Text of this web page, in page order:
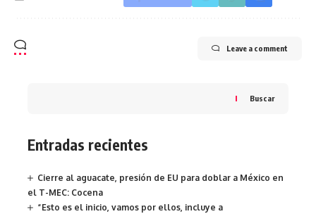
Leave a comment
Buscar
Entradas recientes
Cierre al aguacate, presión de EU para doblar a México en
el T-MEC: Cocena
“Esto es el inicio, vamos por ellos, incluye a